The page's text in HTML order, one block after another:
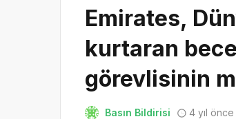
Emirates,
kurtaran
görevlisinin
Basın Bildirisi 4 yıl önce